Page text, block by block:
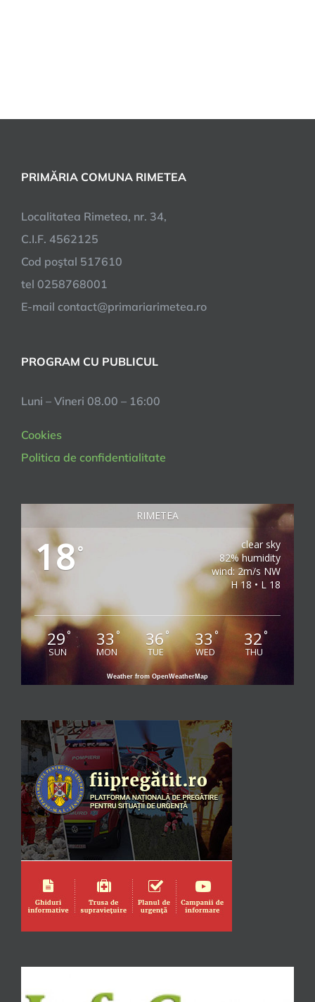
PRIMĂRIA COMUNA RIMETEA
Localitatea Rimetea, nr. 34,
C.I.F. 4562125
Cod poştal 517610
tel 0258768001
E-mail contact@primariarimetea.ro
PROGRAM CU PUBLICUL
Luni – Vineri 08.00 – 16:00
Cookies
Politica de confidentialitate
RIMETEA
18°
clear sky
82% humidity
wind: 2m/s NW
H 18 • L 18
29°
SUN
33°
MON
36°
TUE
33°
WED
32°
THU
Weather from OpenWeatherMap